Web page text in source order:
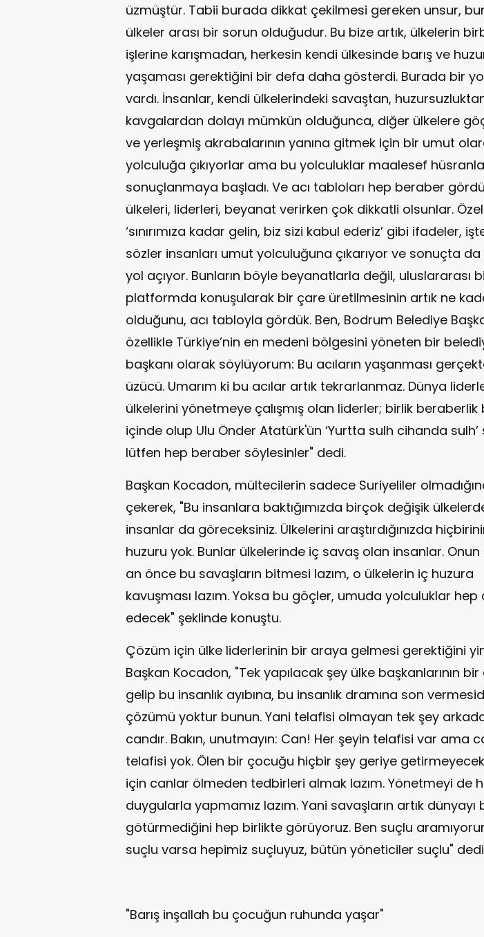
üzmüştür. Tabii burada dikkat çekilmesi gereken unsur,
ülkeler arası bir sorun olduğudur. Bu bize artık, ülkelerin
işlerine karışmadan, herkesin kendi ülkesinde barış ve
yaşaması gerektiğini bir defa daha gösterdi. Burada bir
vardı. İnsanlar, kendi ülkelerindeki savaştan,
kavgalardan dolayı mümkün olduğunca, diğer ülkelere
ve yerleşmiş akrabalarının yanına gitmek için bir umut
yolculuğa çıkıyorlar ama bu yolculuklar maalesef hüsranla
sonuçlanmaya başladı. Ve acı tabloları hep beraber
ülkeleri, liderleri, beyanat verirken çok dikkatli olsunlar.
‘sınırımıza kadar gelin, biz sizi kabul ederiz’ gibi ifadeler,
sözler insanları umut yolculuğuna çıkarıyor ve sonuçta
yol açıyor. Bunların böyle beyanatlarla değil, uluslararası
platformda konuşularak bir çare üretilmesinin artık ne
olduğunu, acı tabloyla gördük. Ben, Bodrum Belediye
özellikle Türkiye’nin en medeni bölgesini yöneten bir
başkanı olarak söylüyorum: Bu acıların yaşanması
üzücü. Umarım ki bu acılar artık tekrarlanmaz. Dünya
ülkelerini yönetmeye çalışmış olan liderler; birlik beraberlik
içinde olup Ulu Önder Atatürk'ün ‘Yurtta sulh cihanda sulh’
lütfen hep beraber söylesinler" dedi.
Başkan Kocadon, mültecilerin sadece Suriyeliler
çekerek, "Bu insanlara baktığımızda birçok değişik
insanlar da göreceksiniz. Ülkelerini araştırdığınızda
huzuru yok. Bunlar ülkelerinde iç savaş olan insanlar. Onun
an önce bu savaşların bitmesi lazım, o ülkelerin iç huzura
kavuşması lazım. Yoksa bu göçler, umuda yolculuklar hep
edecek" şeklinde konuştu.
Çözüm için ülke liderlerinin bir araya gelmesi gerektiğini
Başkan Kocadon, "Tek yapılacak şey ülke başkanlarının
gelip bu insanlık ayıbına, bu insanlık dramına son
çözümü yoktur bunun. Yani telafisi olmayan tek şey
candır. Bakın, unutmayın: Can! Her şeyin telafisi var ama
telafisi yok. Ölen bir çocuğu hiçbir şey geriye
için canlar ölmeden tedbirleri almak lazım. Yönetmeyi de
duygularla yapmamız lazım. Yani savaşların artık dünyayı
götürmediğini hep birlikte görüyoruz. Ben suçlu
suçlu varsa hepimiz suçluyuz, bütün yöneticiler suçlu"
"Barış inşallah bu çocuğun ruhunda yaşar"